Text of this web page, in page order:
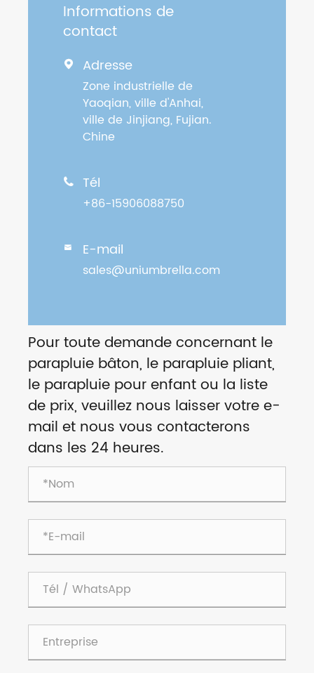
Informations de
contact
 Adresse
Zone industrielle de
Yaoqian, ville d'Anhai,
ville de Jinjiang, Fujian.
Chine
 Tél
+86-15906088750
 E-mail
sales@uniumbrella.com
Pour toute demande concernant le
parapluie bâton, le parapluie pliant,
le parapluie pour enfant ou la liste
de prix, veuillez nous laisser votre e-
mail et nous vous contacterons
dans les 24 heures.